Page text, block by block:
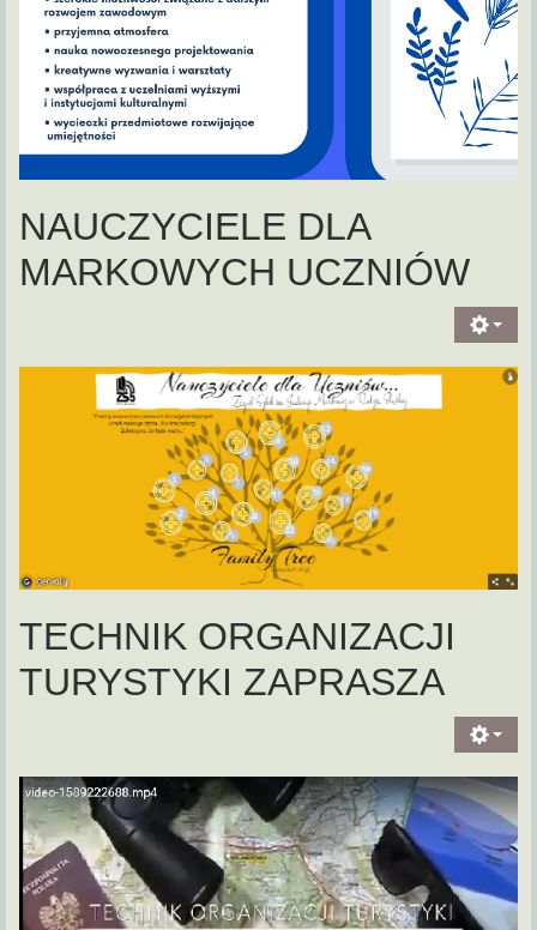
NAUCZYCIELE DLA
MARKOWYCH UCZNIÓW
TECHNIK ORGANIZACJI
TURYSTYKI ZAPRASZA